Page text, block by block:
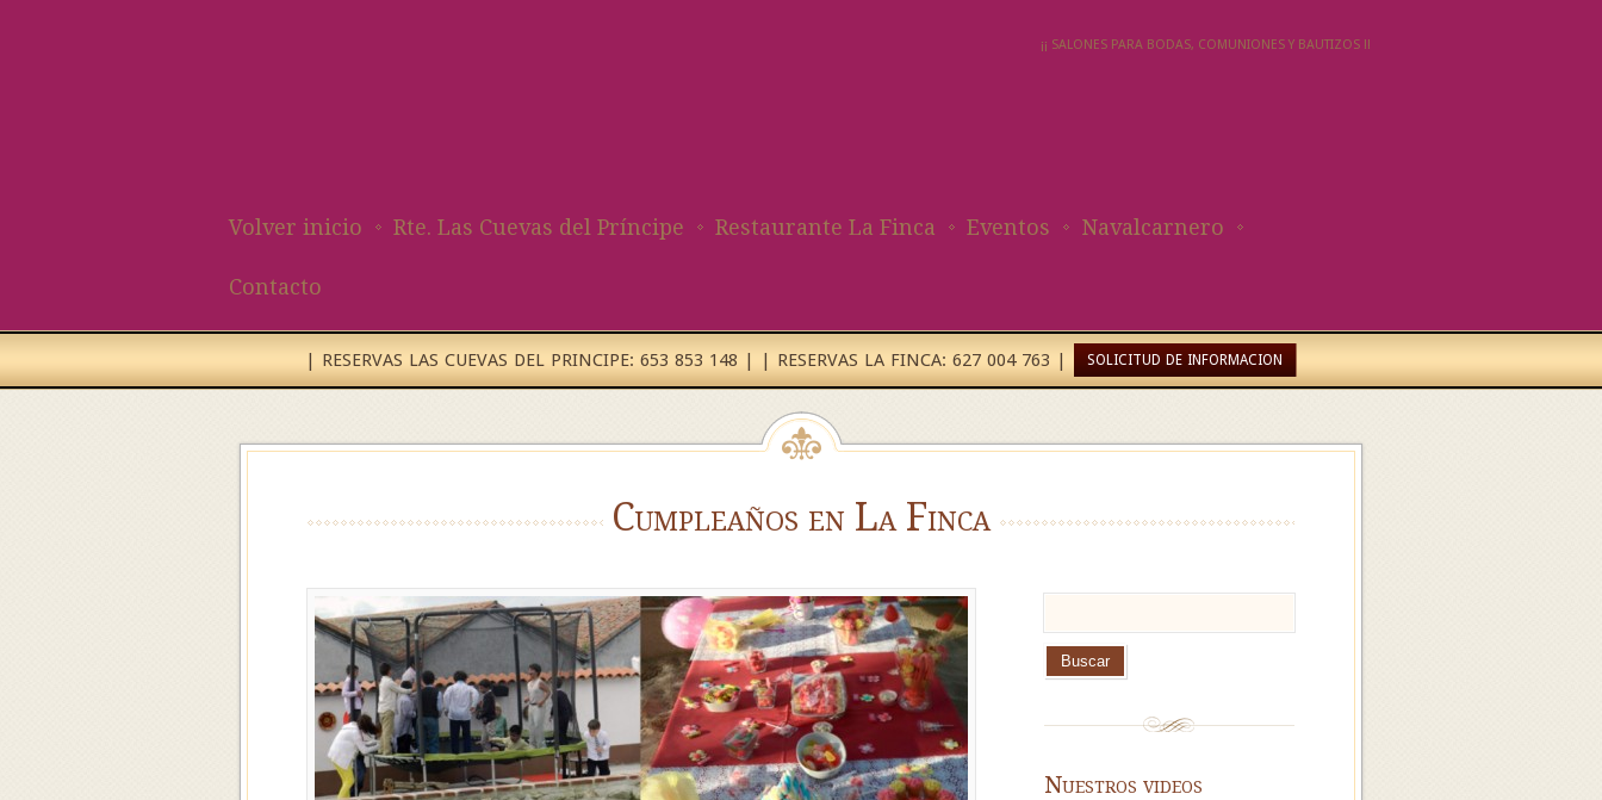
¡¡ SALONES PARA BODAS, COMUNIONES Y BAUTIZOS !!
Volver inicio Rte. Las Cuevas del Príncipe Restaurante La Finca Eventos Navalcarnero
Contacto
| RESERVAS LAS CUEVAS DEL PRINCIPE: 653 853 148 | | RESERVAS LA FINCA: 627 004 763 | SOLICITUD DE INFORMACION
Cumpleaños en La Finca
Nuestros videos